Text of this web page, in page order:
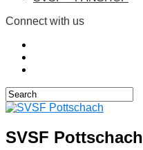
Connect with us
SVSF Pottschach